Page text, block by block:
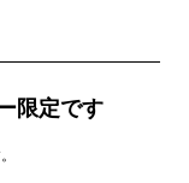
限定です